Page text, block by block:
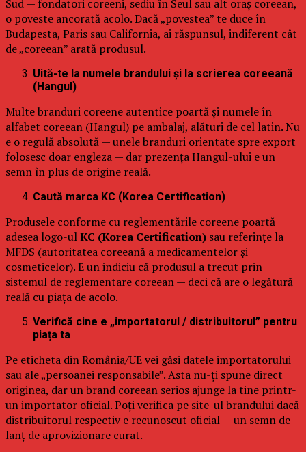
Sud — fondatori coreeni, sediu în Seul sau alt oraș coreean,
o poveste ancorată acolo. Dacă „povestea” te duce în
Budapesta, Paris sau California, ai răspunsul, indiferent cât
de „coreean” arată produsul.
Uită-te la numele brandului și la scrierea coreeană
(Hangul)
Multe branduri coreene autentice poartă și numele în
alfabet coreean (Hangul) pe ambalaj, alături de cel latin. Nu
e o regulă absolută — unele branduri orientate spre export
folosesc doar engleza — dar prezența Hangul-ului e un
semn în plus de origine reală.
Caută marca KC (Korea Certification)
Produsele conforme cu reglementările coreene poartă
adesea logo-ulKC (Korea Certification) sau referințe la
MFDS (autoritatea coreeană a medicamentelor și
cosmeticelor). E un indiciu că produsul a trecut prin
sistemul de reglementare coreean — deci că are o legătură
reală cu piața de acolo.
Verifică cine e „importatorul / distribuitorul” pentru
piața ta
Pe eticheta din România/UE vei găsi datele importatorului
sau ale „persoanei responsabile”. Asta nu-ți spune direct
originea, dar un brand coreean serios ajunge la tine printr-
un importator oficial. Poți verifica pe site-ul brandului dacă
distribuitorul respectiv e recunoscut oficial — un semn de
lanț de aprovizionare curat.